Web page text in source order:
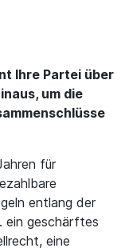
Ihre Partei über
um die
für
entlang der
ein geschärftes
eine